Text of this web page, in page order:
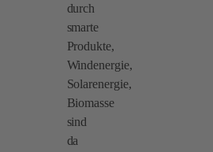
durch
smarte
Produkte,
Windenergie,
Solarenergie,
Biomasse
sind
da